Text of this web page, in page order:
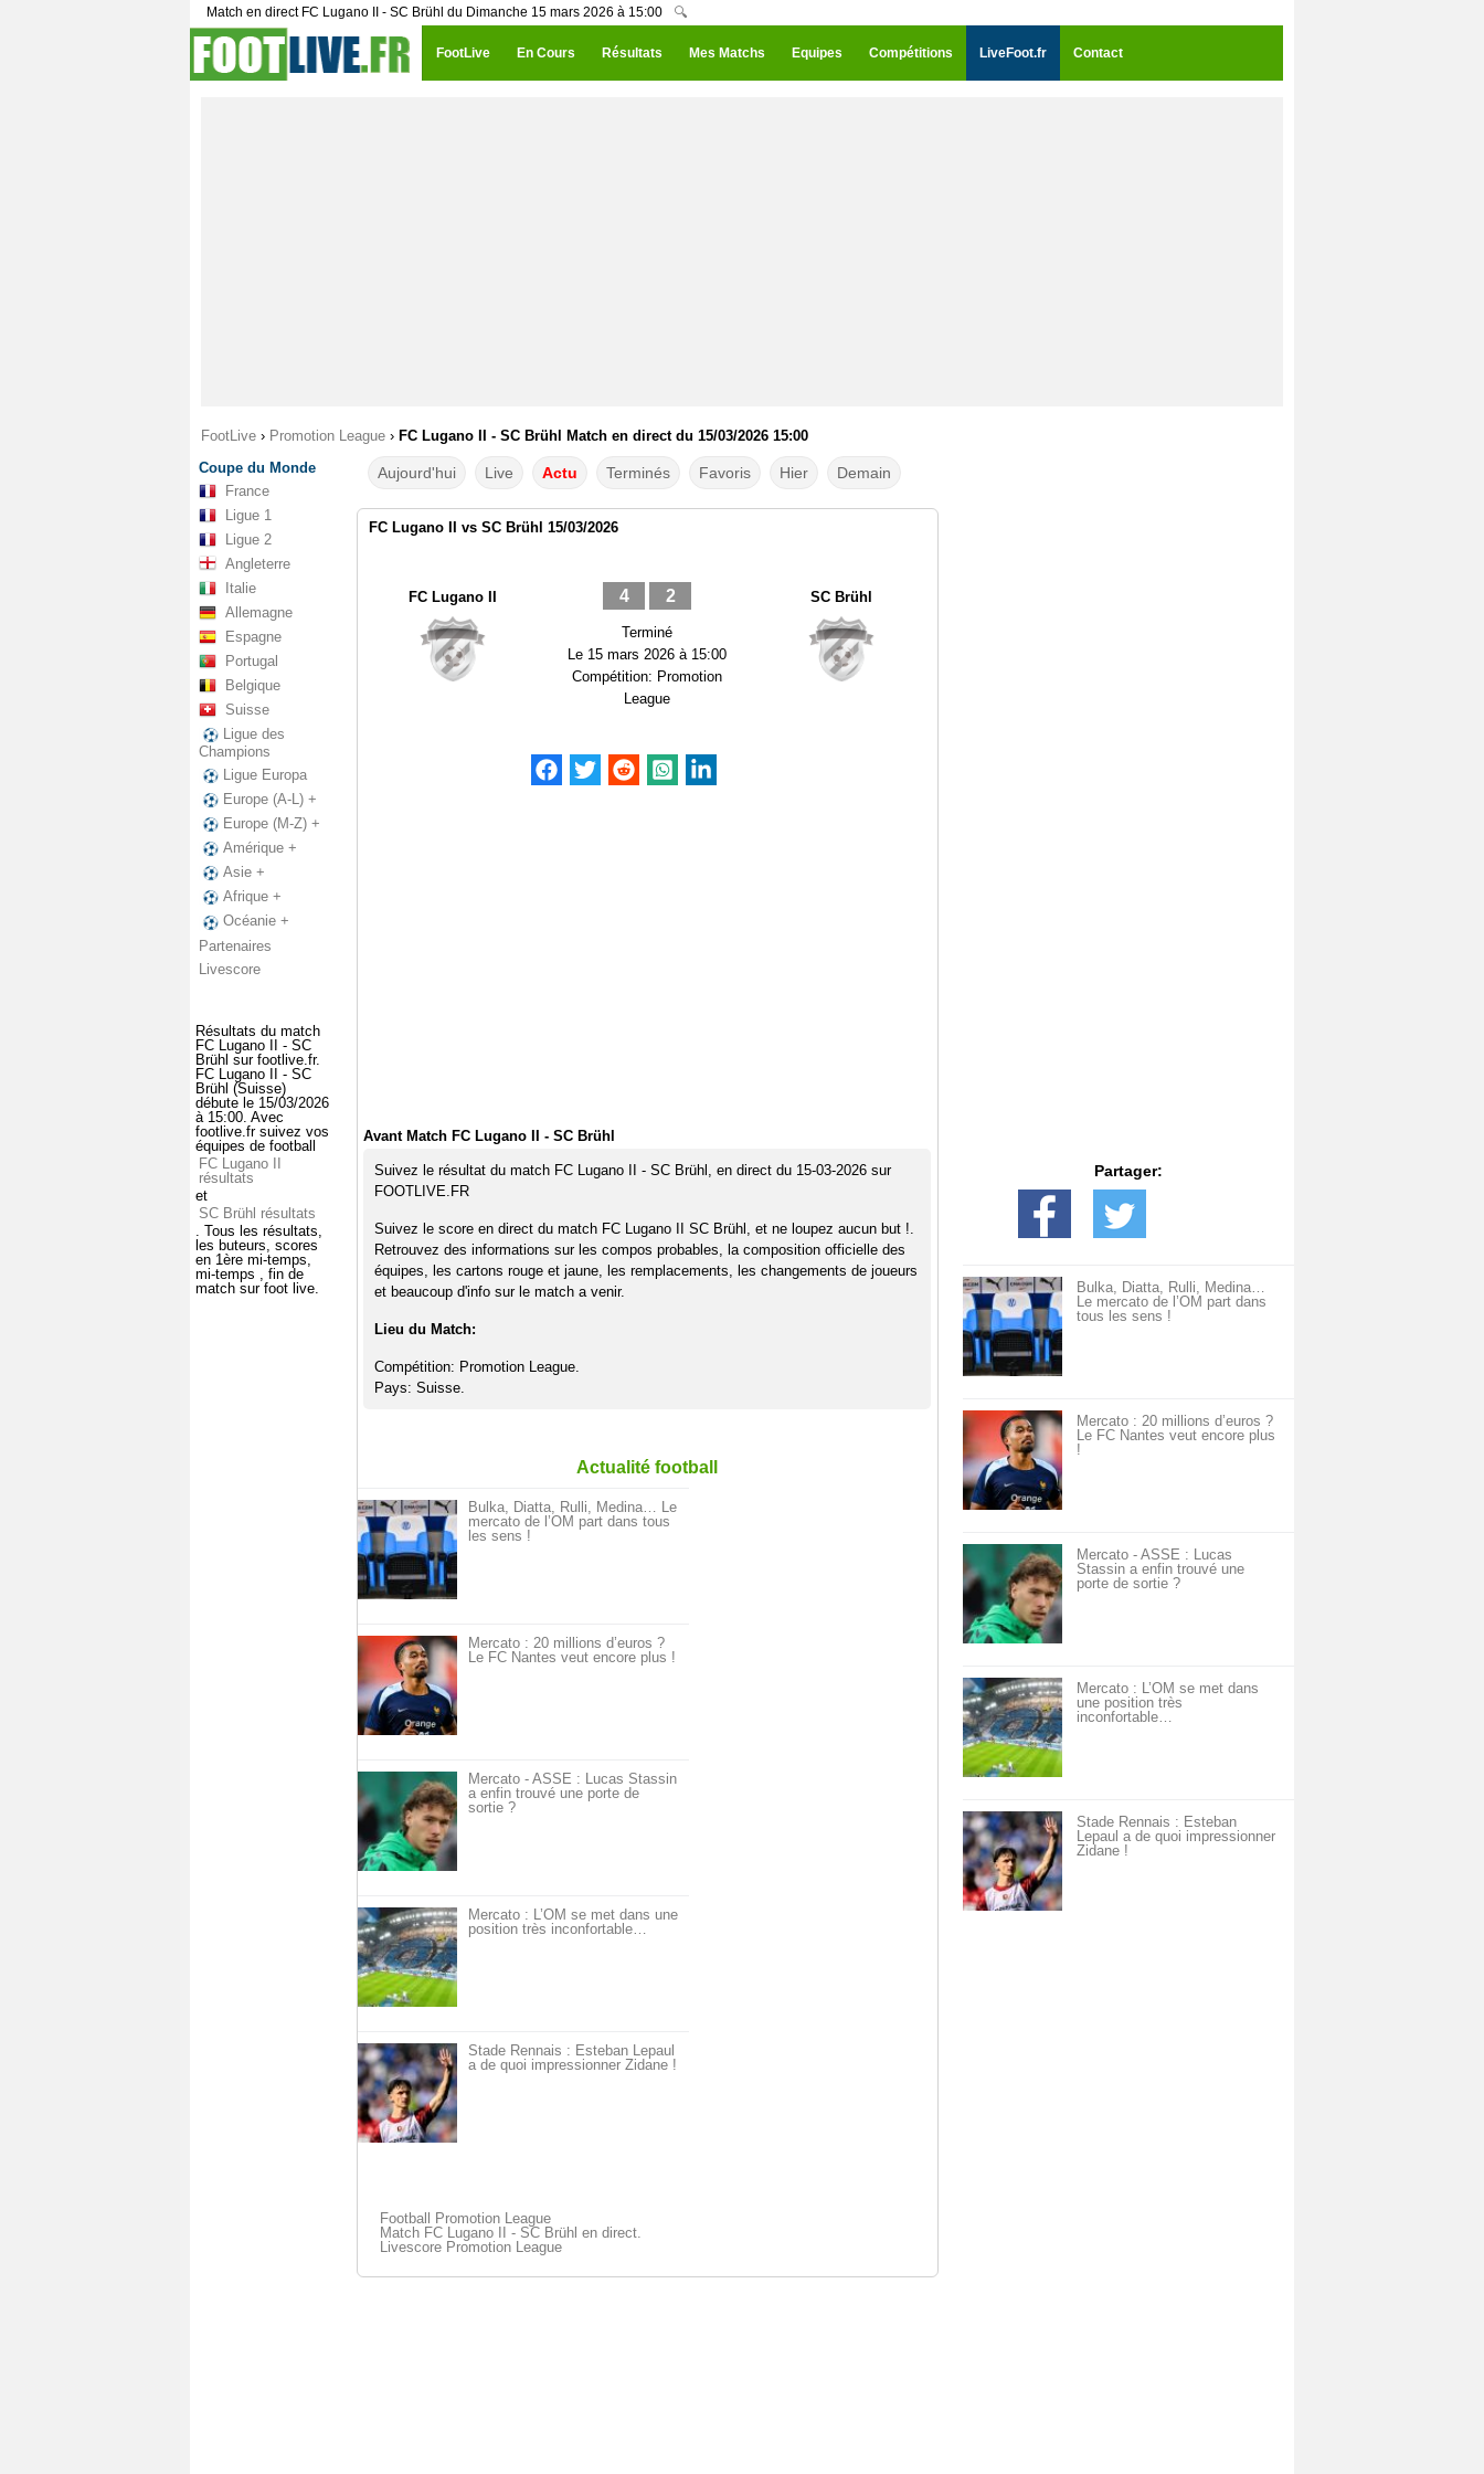
Match en direct FC Lugano II - SC Brühl du Dimanche 15 mars 2026 à 15:00 🔍
FootLive En Cours Résultats Mes Matchs Equipes Compétitions LiveFoot.fr Contact
FootLive › Promotion League › FC Lugano II - SC Brühl Match en direct du 15/03/2026 15:00
Coupe du Monde
France
Ligue 1
Ligue 2
Angleterre
Italie
Allemagne
Espagne
Portugal
Belgique
Suisse
Ligue des
Champions
Ligue Europa
Europe (A-L) +
Europe (M-Z) +
Amérique +
Asie +
Afrique +
Océanie +
Partenaires
Livescore
Résultats du match
FC Lugano II - SC
Brühl sur footlive.fr.
FC Lugano II - SC
Brühl (Suisse)
débute le 15/03/2026
à 15:00. Avec
footlive.fr suivez vos
équipes de football
FC Lugano II
résultats
et
SC Brühl résultats
. Tous les résultats,
les buteurs, scores
en 1ère mi-temps,
mi-temps , fin de
match sur foot live.
Aujourd'hui Live Actu Terminés Favoris Hier Demain
FC Lugano II vs SC Brühl 15/03/2026
FC Lugano II 4 2
Terminé
Le 15 mars 2026 à 15:00
Compétition: Promotion
League
SC Brühl
Avant Match FC Lugano II - SC Brühl
Suivez le résultat du match FC Lugano II - SC Brühl, en direct du 15-03-2026 sur
FOOTLIVE.FR
Suivez le score en direct du match FC Lugano II SC Brühl, et ne loupez aucun but !.
Retrouvez des informations sur les compos probables, la composition officielle des
équipes, les cartons rouge et jaune, les remplacements, les changements de joueurs
et beaucoup d'info sur le match a venir.
Lieu du Match:
Compétition: Promotion League.
Pays: Suisse.
Actualité football
Bulka, Diatta, Rulli, Medina… Le
mercato de l’OM part dans tous
les sens !
Mercato : 20 millions d’euros ?
Le FC Nantes veut encore plus !
Mercato - ASSE : Lucas Stassin
a enfin trouvé une porte de
sortie ?
Mercato : L’OM se met dans une
position très inconfortable…
Stade Rennais : Esteban Lepaul
a de quoi impressionner Zidane !
Football Promotion League
Match FC Lugano II - SC Brühl en direct.
Livescore Promotion League
Partager:
Bulka, Diatta, Rulli, Medina…
Le mercato de l’OM part dans
tous les sens !
Mercato : 20 millions d’euros ?
Le FC Nantes veut encore plus
!
Mercato - ASSE : Lucas
Stassin a enfin trouvé une
porte de sortie ?
Mercato : L’OM se met dans
une position très
inconfortable…
Stade Rennais : Esteban
Lepaul a de quoi impressionner
Zidane !